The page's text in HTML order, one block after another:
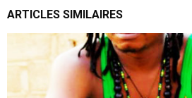
ARTICLES SIMILAIRES